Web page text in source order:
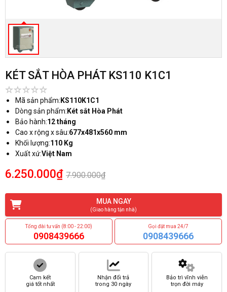
KÉT SẮT HÒA PHÁT KS110 K1C1
Mã sản phẩm: KS110K1C1
Dòng sản phẩm: Két sắt Hòa Phát
Bảo hành:12 tháng
Cao x rộng x sâu:677x481x560 mm
Khối lượng:110 Kg
Xuất xứ:Việt Nam
6.250.000₫ 7.900.000₫
MUA NGAY
(Giao hàng tận nhà)
Tổng đài tư vấn (8:00 - 22:00)
0908439666
Gọi đặt mua 24/7
0908439666
Cam kết
giá tốt nhất
Nhận đổi trả
trong 30 ngày
Bảo trì vĩnh viễn
trọn đời máy